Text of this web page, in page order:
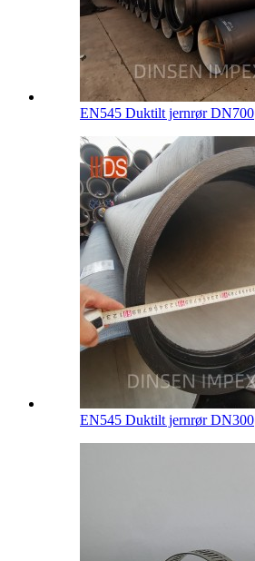
EN545 Duktilt jernrør DN700
EN545 Duktilt jernrør DN300